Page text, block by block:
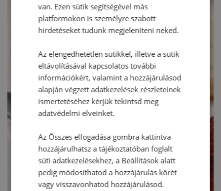
van. Ezen sütik segítségével más
platformokon is személyre szabott
hirdetéseket tudunk megjeleníteni neked.
Az elengedhetetlen sütikkel, illetve a sütik
eltávolításával kapcsolatos további
információkért, valamint a hozzájárulásod
alapján végzett adatkezelések részleteinek
ismertetéséhez kérjük tekintsd meg
adatvédelmi elveinket.
Az Összes elfogadása gombra kattintva
hozzájárulhatsz a tájékoztatóban foglalt
süti adatkezelésekhez, a Beállítások alatt
pedig módosíthatod a hozzájárulás körét
vagy visszavonhatod hozzájárulásod.